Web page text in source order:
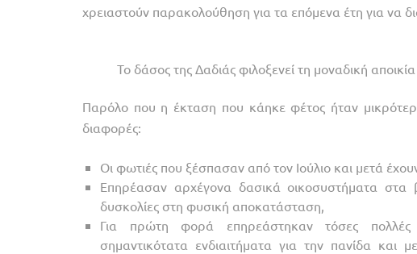
χρειαστούν παρακολούθηση για τα επόμενα έτη για να
Το δάσος της Δαδιάς φιλοξενεί τη μοναδική
Παρόλο που η έκταση που κάηκε φέτος ήταν
διαφορές:
Οι φωτιές που ξέσπασαν από τον Ιούλιο και μετά
Επηρέασαν αρχέγονα δασικά οικοσυστήματα
δυσκολίες στη φυσική αποκατάσταση,
Για πρώτη φορά επηρεάστηκαν τόσες πολλές
σημαντικότατα ενδιαιτήματα για την πανίδα